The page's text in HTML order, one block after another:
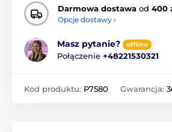
Darmowa dostawa od 400
Opcje dostawy ›
Masz pytanie? offline
Połączenie +48221530321
Kod produktu: P7580 Gwarancja: